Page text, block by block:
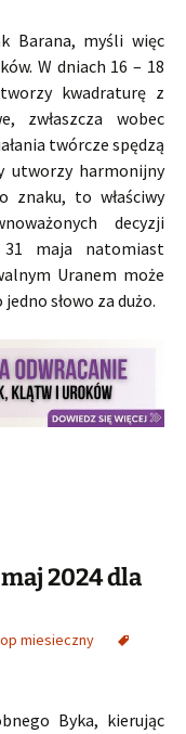
Barana, myśli więc
W dniach 16 – 18
kwadraturę z
zwłaszcza wobec
twórcze spędzą
utworzy harmonijny
znaku, to właściwy
decyzji
31 maja natomiast
Uranem może
słowo za dużo.
2024 dla
miesieczny
Byka, kierując